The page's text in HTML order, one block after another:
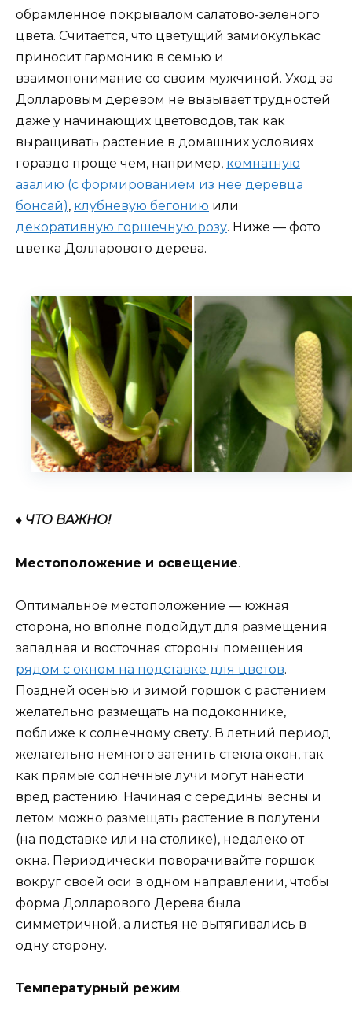
обрамленное покрывалом салатово-зеленого
цвета. Считается, что цветущий замиокулькас
приносит гармонию в семью и
взаимопонимание со своим мужчиной. Уход за
Долларовым деревом не вызывает трудностей
даже у начинающих цветоводов, так как
выращивать растение в домашних условиях
гораздо проще чем, например, комнатную
азалию (с формированием из нее деревца
бонсай), клубневую бегонию или
декоративную горшечную розу. Ниже — фото
цветка Долларового дерева.
♦ ЧТО ВАЖНО!
Местоположение и освещение.
Оптимальное местоположение — южная
сторона, но вполне подойдут для размещения
западная и восточная стороны помещения
рядом с окном на подставке для цветов.
Поздней осенью и зимой горшок с растением
желательно размещать на подоконнике,
поближе к солнечному свету. В летний период
желательно немного затенить стекла окон, так
как прямые солнечные лучи могут нанести
вред растению. Начиная с середины весны и
летом можно размещать растение в полутени
(на подставке или на столике), недалеко от
окна. Периодически поворачивайте горшок
вокруг своей оси в одном направлении, чтобы
форма Долларового Дерева была
симметричной, а листья не вытягивались в
одну сторону.
Температурный режим.